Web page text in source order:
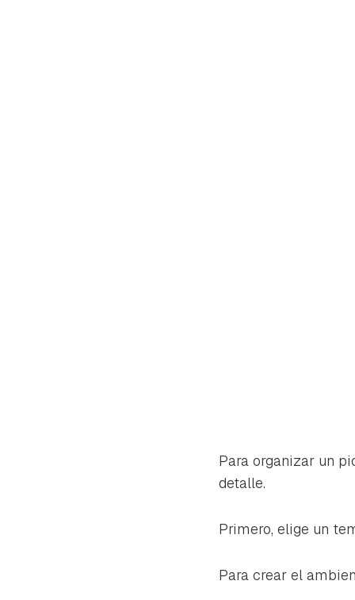
Para organizar un
detalle.
Primero, elige un
Para crear el